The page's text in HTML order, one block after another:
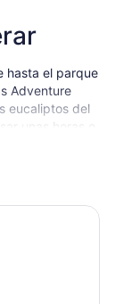
hasta el parque
Adventure
eucaliptos del
unas horas o
mayores
en
del parque,